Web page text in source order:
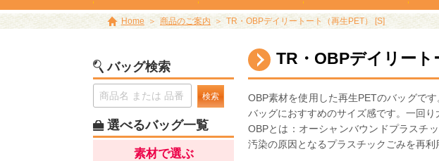
Home 商品のご案内 TR・OBPデイリートート（再生PET） [S]
TR・OBPデイリート
OBP素材を使用した再生PETのバッグで
バッグにおすすめのサイズ感です。一回り
OBPとは：オーシャンバウンドプラスチ
汚染の原因となるプラスチックごみを再
バッグ検索
検索
選べるバッグ一覧
素材で選ぶ